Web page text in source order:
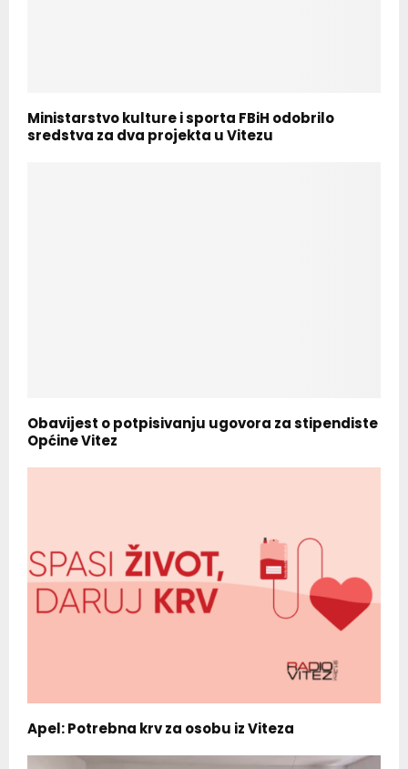
Ministarstvo kulture i sporta FBiH odobrilo
sredstva za dva projekta u Vitezu
Obavijest o potpisivanju ugovora za stipendiste
Općine Vitez
Apel: Potrebna krv za osobu iz Viteza